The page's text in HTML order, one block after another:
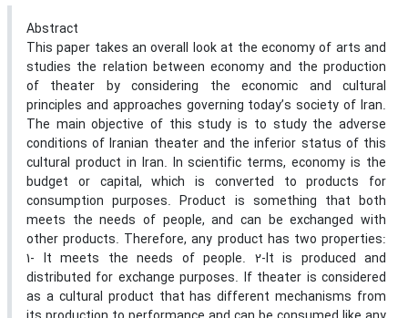
Abstract
This paper takes an overall look at the economy of arts and
studies the relation between economy and the production
of theater by considering the economic and cultural
principles and approaches governing today’s society of Iran.
The main objective of this study is to study the adverse
conditions of Iranian theater and the inferior status of this
cultural product in Iran. In scientific terms, economy is the
budget or capital, which is converted to products for
consumption purposes. Product is something that both
meets the needs of people, and can be exchanged with
other products. Therefore, any product has two properties:
1- It meets the needs of people. 2-It is produced and
distributed for exchange purposes. If theater is considered
as a cultural product that has different mechanisms from